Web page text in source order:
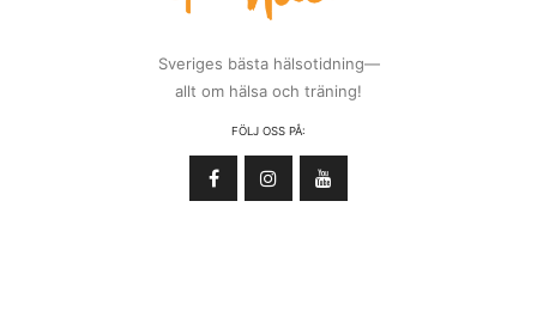
Sveriges bästa hälsotidning—
allt om hälsa och träning!
FÖLJ OSS PÅ: